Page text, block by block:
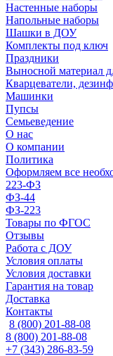
Настенные наборы
Напольные наборы
Шашки в ДОУ
Комплекты под ключ
Праздники
Выносной материал
Кварцеватели,
Машинки
Пупсы
Семьеведение
О нас
О компании
Политика
Оформляем все
223-ФЗ
ФЗ-44
ФЗ-223
Товары по ФГОС
Отзывы
Работа с ДОУ
Условия оплаты
Условия доставки
Гарантия на товар
Доставка
Контакты
8 (800) 201-88-08
8 (800) 201-88-08
+7 (343) 286-83-59